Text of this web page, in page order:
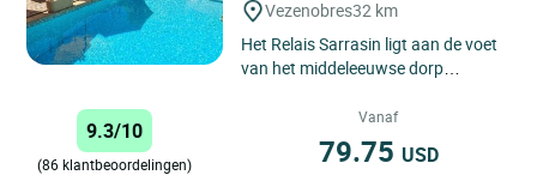
Vezenobres32 km
Het Relais Sarrasin ligt aan de voet
van het middeleeuwse dorp
1987 een privéhuis,...
9.3/10
(86 klantbeoordelingen)
Vanaf
79.75 USD